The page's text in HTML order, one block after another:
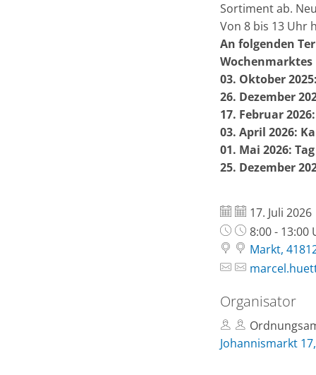
Sortiment ab.
Von 8 bis 13 Uhr
An folgenden
03. Oktober
26. Dezember
17. Februar
03. April 2026:
01. Mai 2026:
25. Dezember
Datum:
17. Juli 2026
Uhrzeit:
8:00 - 13:00
Markt,
Organisator
Johannismarkt